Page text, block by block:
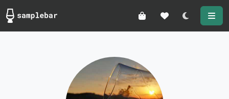
Darkmode